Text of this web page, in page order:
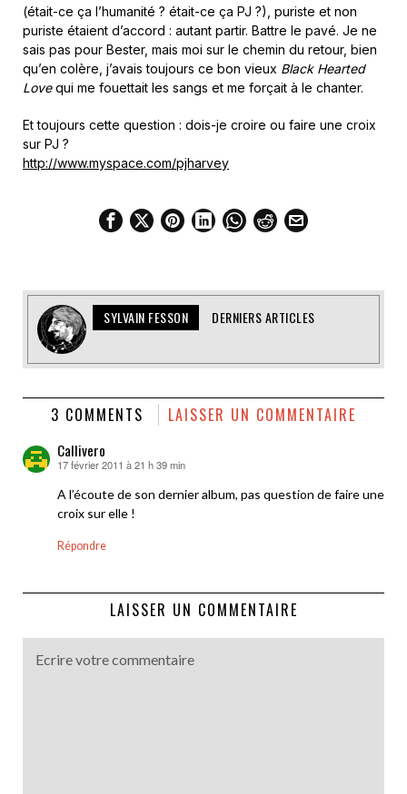
(était-ce ça l’humanité ? était-ce ça PJ ?), puriste et non
puriste étaient d’accord : autant partir. Battre le pavé. Je ne
sais pas pour Bester, mais moi sur le chemin du retour, bien
qu’en colère, j’avais toujours ce bon vieux Black Hearted
Lovequi me fouettait les sangs et me forçait à le chanter.
Et toujours cette question : dois-je croire ou faire une croix
sur PJ ?
http://www.myspace.com/pjharvey
SYLVAIN FESSON DERNIERS ARTICLES
3 COMMENTS LAISSER UN COMMENTAIRE
Callivero
dit :
17 février 2011 à 21 h 39 min
A l’écoute de son dernier album, pas question de faire une
croix sur elle !
Répondre
LAISSER UN COMMENTAIRE